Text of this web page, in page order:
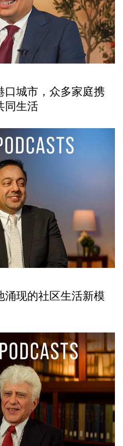
口城市，众多家庭携
同生活
涌现的社区生活新模